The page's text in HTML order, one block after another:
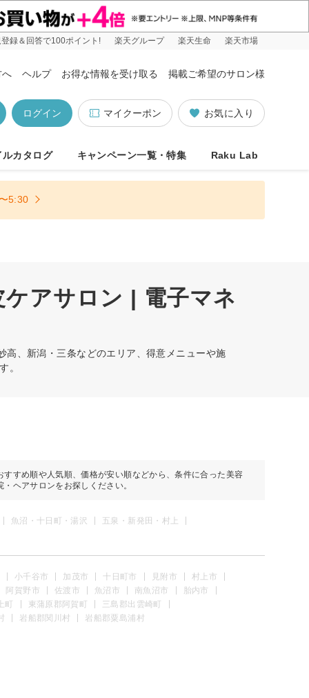
登録＆回答で100ポイント! 楽天グループ 楽天生命 楽天市場
へ ヘルプ お得な情報を受け取る 掲載ご希望のサロン様
お気に入り
マイクーポン
ログイン
ルカタログ キャンペーン一覧・特集 Raku Lab
5:30
アサロン | 電子マネ
、新潟・三条などのエリア、得意メニューや施
。
すすめ順や人気順、価格が安い順などから、条件に合った美容
・ヘアサロンをお探しください。
魚沼・十日町・湯沢
五泉・新発田・村上
小千谷市 加茂市 十日町市 見附市
村上市
阿賀野市 佐渡市 魚沼市 南魚沼市
胎内市
東蒲原郡阿賀町
三島郡出雲崎町
岩船郡関川村 岩船郡粟島浦村